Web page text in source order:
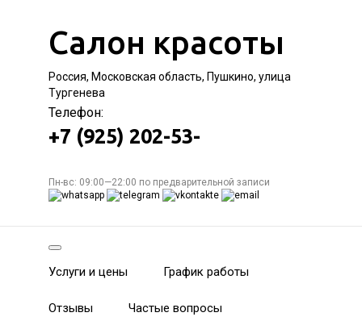
Салон красоты
Россия, Московская область, Пушкино, улица
Тургенева
Телефон:
+7 (925) 202-53-
Пн-вс: 09:00—22:00 по предварительной записи
Услуги и цены График работы
Отзывы Частые вопросы